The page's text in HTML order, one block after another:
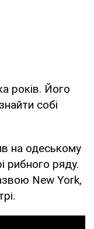
років. Його
собі
на одеському
рибного ряду.
New York,